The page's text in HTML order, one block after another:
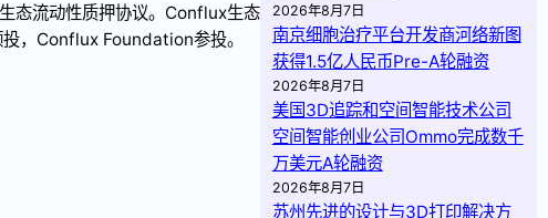
态流动性质押协议。Conflux生态
，Conflux Foundation参投。
2026年8月7日
南京细胞治疗平台开发商河络新图
获得1.5亿人民币Pre-A轮融资
2026年8月7日
美国3D追踪和空间智能技术公司
空间智能创业公司Ommo完成数千
万美元A轮融资
2026年8月7日
苏州先进的设计与3D打印解决方